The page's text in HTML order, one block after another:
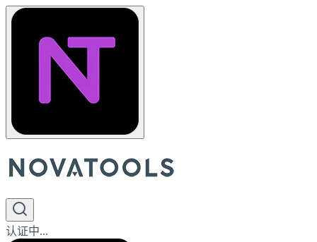
认证中...